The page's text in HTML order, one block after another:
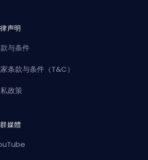
声明
与条件
条款与条件（T&C）
政策
媒體